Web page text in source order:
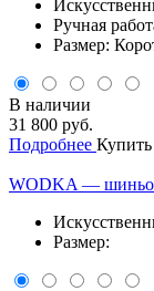
Ручная
Размер:
В наличии
31 800 руб.
Подробнее Купить
WODKA —
Размер: